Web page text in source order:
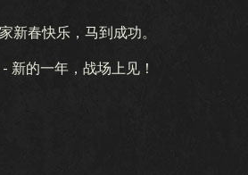
新春快乐，马到成功。
新的一年，战场上见！